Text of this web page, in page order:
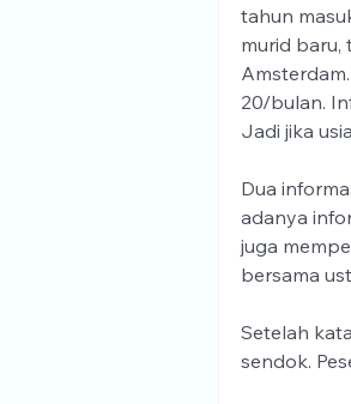
tahun
murid baru,
20/bulan.
Jadi jika
Dua
adanya
juga
bersama
Setelah
sendok.